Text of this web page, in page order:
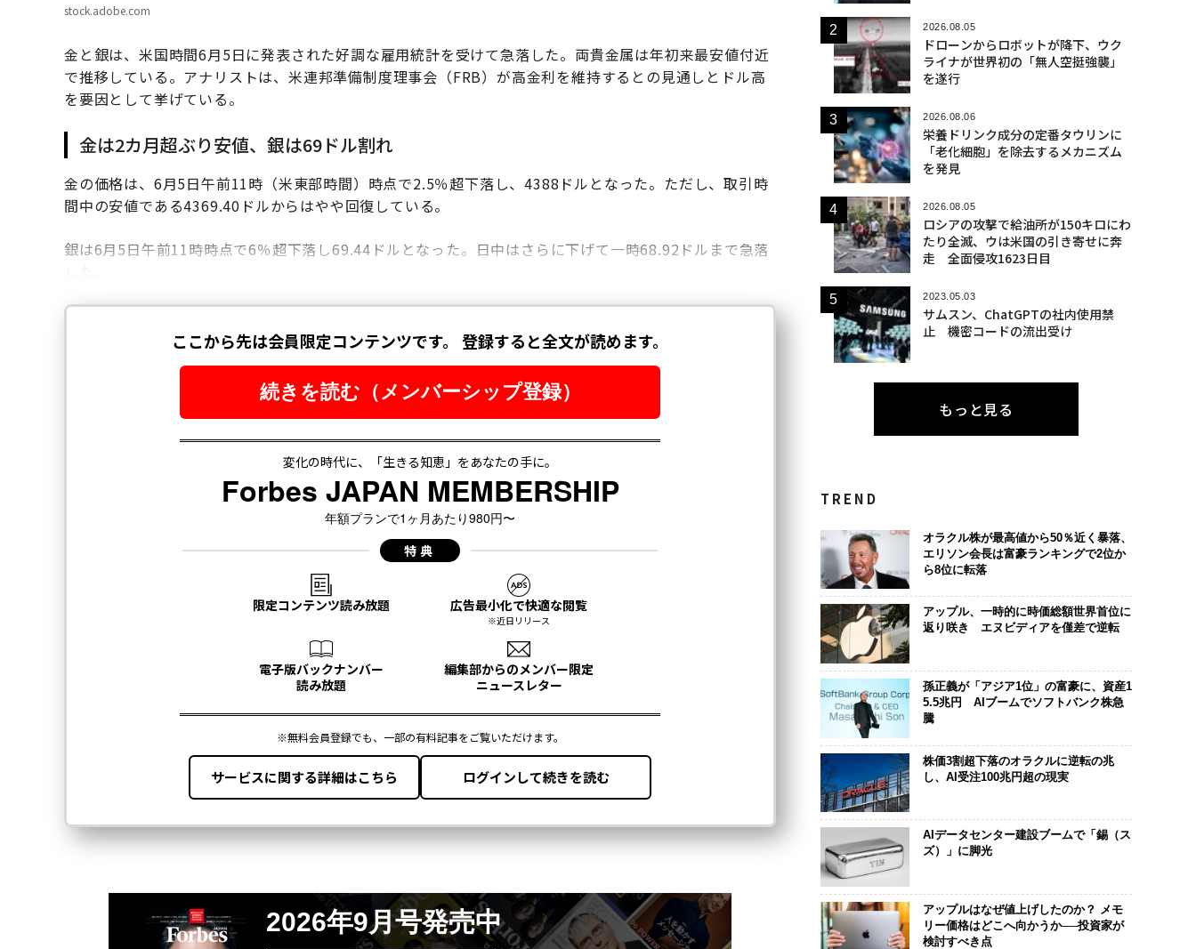
stock.adobe.com
金と銀は、米国時間6月5日に発表された好調な雇用統計を受けて急落した。両貴金属は年初来最安値付近
で推移している。アナリストは、米連邦準備制度理事会（FRB）が高金利を維持するとの見通しとドル高
を要因として挙げている。
金は2カ月超ぶり安値、銀は69ドル割れ
金の価格は、6月5日午前11時（米東部時間）時点で2.5％超下落し、4388ドルとなった。ただし、取引時
間中の安値である4369.40ドルからはやや回復している。
銀は6月5日午前11時時点で6％超下落し69.44ドルとなった。日中はさらに下げて一時68.92ドルまで急落
2026年9月号発売中
2026.08.05
ドローンからロボットが降下、ウク
ライナが世界初の「無人空挺強襲」
を遂行
2026.08.06
栄養ドリンク成分の定番タウリンに
「老化細胞」を除去するメカニズム
を発見
2026.08.05
ロシアの攻撃で給油所が150キロにわ
たり全滅、ウは米国の引き寄せに奔
走 全面侵攻1623日目
2023.05.03
サムスン、ChatGPTの社内使用禁
止 機密コードの流出受け
もっと見る
TREND
オラクル株が最高値から50％近く暴落、
エリソン会長は富豪ランキングで2位か
ら8位に転落
アップル、一時的に時価総額世界首位に
返り咲き エヌビディアを僅差で逆転
孫正義が「アジア1位」の富豪に、資産1
5.5兆円 AIブームでソフトバンク株急
騰
株価3割超下落のオラクルに逆転の兆
し、AI受注100兆円超の現実
AIデータセンター建設ブームで「錫（ス
ズ）」に脚光
アップルはなぜ値上げしたのか？ メモ
リー価格はどこへ向かうか──投資家が
検討すべき点